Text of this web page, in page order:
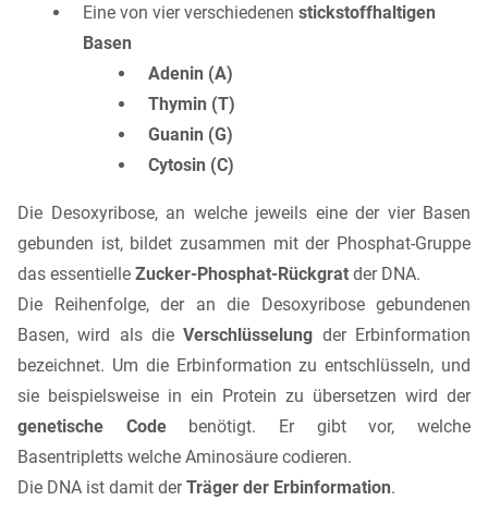
Eine von vier verschiedenen stickstoffhaltigen
Basen
Adenin (A)
Thymin (T)
Guanin (G)
Cytosin (C)
Die Desoxyribose, an welche jeweils eine der vier Basen
gebunden ist, bildet zusammen mit der Phosphat-Gruppe
das essentielle Zucker-Phosphat-Rückgrat der DNA.
Die Reihenfolge, der an die Desoxyribose gebundenen
Basen, wird als dieVerschlüsselung der Erbinformation
bezeichnet. Um die Erbinformation zu entschlüsseln, und
sie beispielsweise in ein Protein zu übersetzen wird der
genetische Codebenötigt. Er gibt vor, welche
Basentripletts welche Aminosäure codieren.
Die DNA ist damit derTräger der Erbinformation.